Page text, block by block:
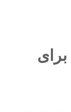
کارت ماژول AMUB28 برای